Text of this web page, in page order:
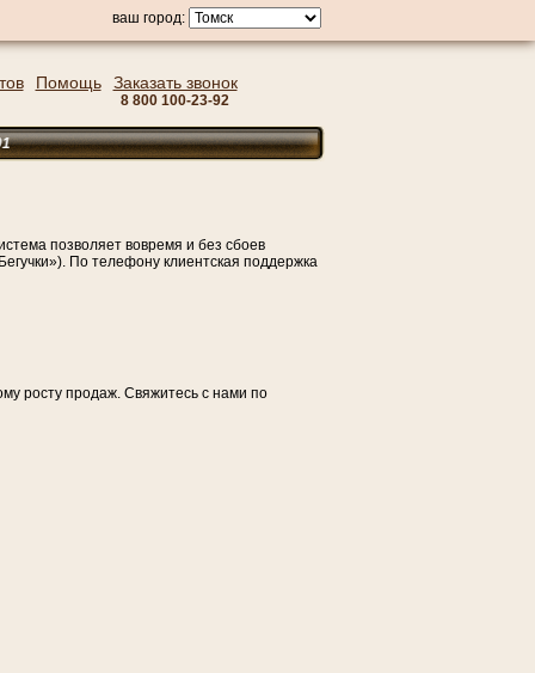
ваш город:
Помощь Заказать звонок
8 800 100-23-92
позволяет вовремя и без сбоев
По телефону клиентская поддержка
росту продаж. Свяжитесь с нами по